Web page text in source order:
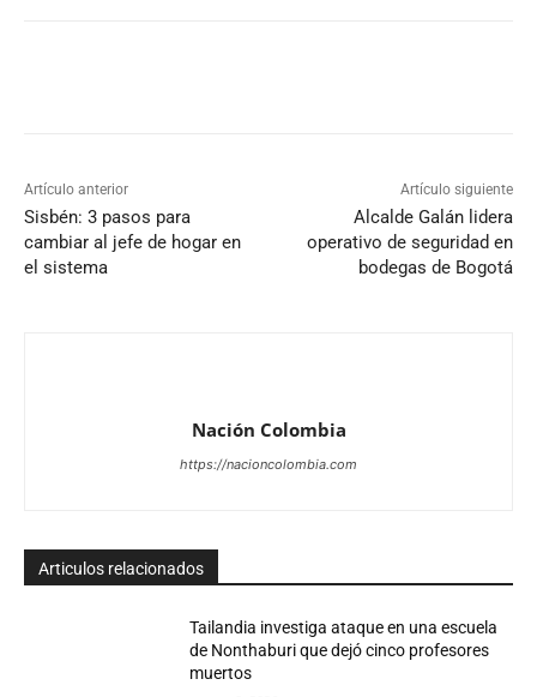
Artículo anterior
Sisbén: 3 pasos para
cambiar al jefe de hogar en
el sistema
Artículo siguiente
Alcalde Galán lidera
operativo de seguridad en
bodegas de Bogotá
Nación Colombia
https://nacioncolombia.com
Articulos relacionados
Tailandia investiga ataque en una escuela
de Nonthaburi que dejó cinco profesores
muertos